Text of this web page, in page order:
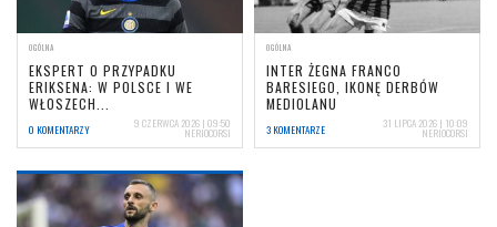
OGÓLNA
EKSPERT O PRZYPADKU
ERIKSENA: W POLSCE I WE
WŁOSZECH...
0 KOMENTARZY 9 CZERWCA 2026 | 09:50
NERIOCORSI
OGÓLNA
INTER ŻEGNA FRANCO
BARESIEGO, IKONĘ DERBÓW
MEDIOLANU
3 KOMENTARZE 31 LIPCA 2026 | 10:09
NERIOCORSI